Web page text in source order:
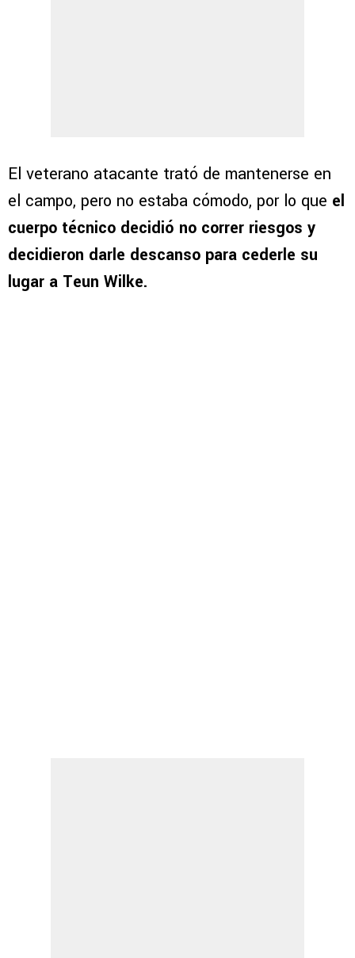
El veterano atacante trató de mantenerse en
el campo, pero no estaba cómodo, por lo que el
cuerpo técnico decidió no correr riesgos y
decidieron darle descanso para cederle su
lugar a Teun Wilke.